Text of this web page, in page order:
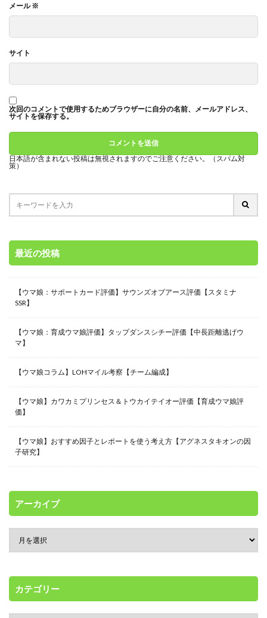
メール※
サイト
次回のコメントで使用するためブラウザーに自分の名前、メールアドレス、
サイトを保存する。
日本語が含まれない投稿は無視されますのでご注意ください。（スパム対
策）
最近の投稿
【ウマ娘：サポートカード評価】サウンズオブアース評価【スタミナ
SSR】
【ウマ娘：育成ウマ娘評価】タップダンスシチー評価【中長距離逃げウ
マ】
【ウマ娘コラム】LOHマイル考察【チーム編成】
【ウマ娘】カワカミプリンセス＆トウカイテイオー評価【育成ウマ娘評
価】
【ウマ娘】おすすめ因子とレポートを使う考え方【アグネスタキオンの因
子研究】
アーカイブ
カテゴリー